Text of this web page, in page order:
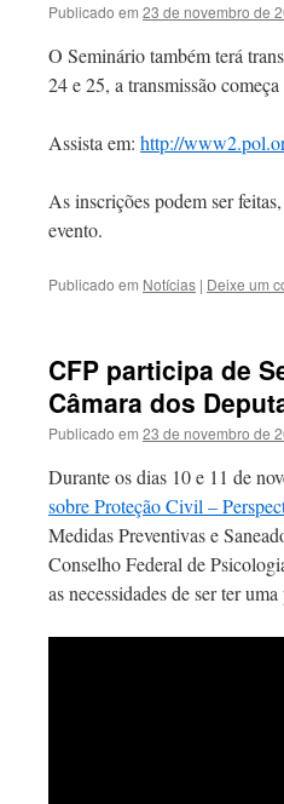
Publicado em 23 de novembro de
O Seminário também terá
24 e 25, a transmissão
Assista em: http://
As inscrições podem ser
evento.
Publicado em Notícias | Deixe um
CFP participa de
Câmara dos
Publicado em 23 de novembro de
Durante os dias 10 e 11 de
sobre Proteção Civil –
Medidas Preventivas e
Conselho Federal de
as necessidades de ser ter